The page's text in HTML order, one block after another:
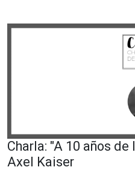
Charla: "A 10 años
Axel Kaiser